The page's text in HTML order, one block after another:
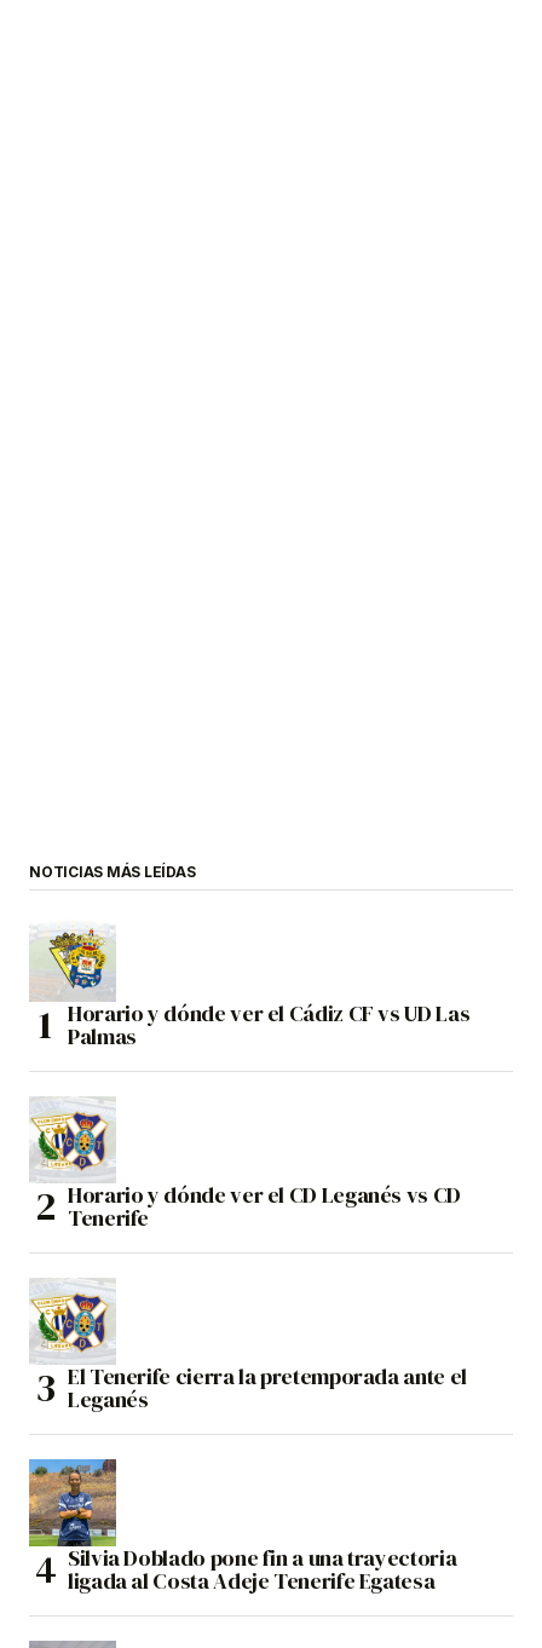
NOTICIAS MÁS LEÍDAS
Horario y dónde ver el Cádiz CF vs UD Las
Palmas
Horario y dónde ver el CD Leganés vs CD
Tenerife
El Tenerife cierra la pretemporada ante el
Leganés
Silvia Doblado pone fin a una trayectoria
ligada al Costa Adeje Tenerife Egatesa